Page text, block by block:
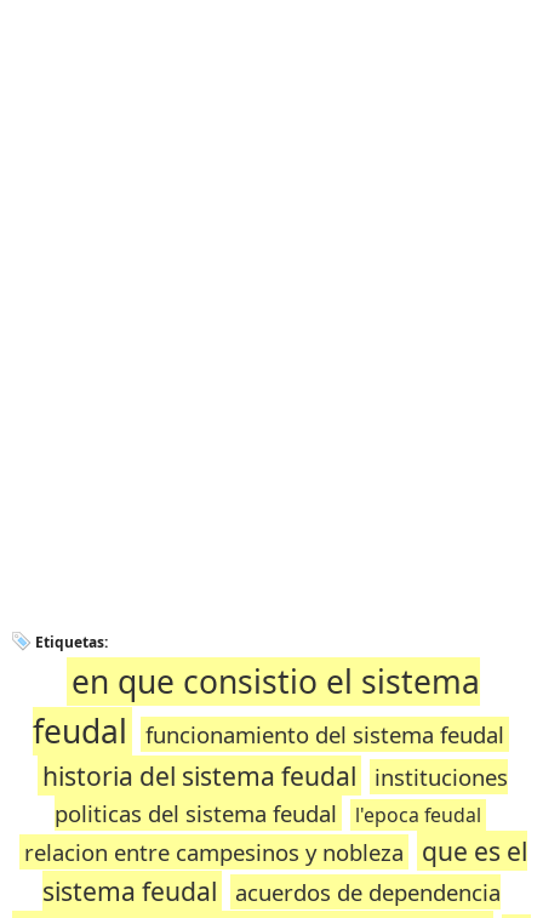
Etiquetas:
en que consistio el sistema
feudal
funcionamiento del sistema feudal
historia del sistema feudal
instituciones
politicas del sistema feudal
l'epoca feudal
relacion entre campesinos y nobleza
que es el
sistema feudal
acuerdos de dependencia